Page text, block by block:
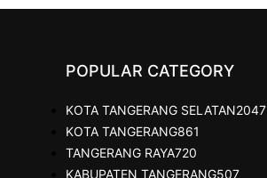
POPULAR CATEGORY
KOTA TANGERANG SELATAN2047
KOTA TANGERANG861
TANGERANG RAYA720
KABUPATEN TANGERANG507